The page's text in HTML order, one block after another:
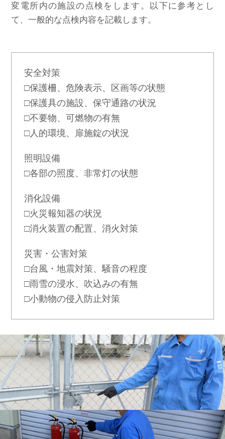
変電所内の施設の点検をします。以下に参考とし
て、一般的な点検内容を記載します。
安全対策
□保護柵、危険表示、区画等の状態
□保護具の施設、保守通路の状況
□不要物、可燃物の有無
□人的環境、扉施錠の状況
照明設備
□各部の照度、非常灯の状態
消化設備
□火災報知器の状況
□消火装置の配置、消火対策
災害・公害対策
□台風・地震対策、騒音の程度
□雨雪の浸水、吹込みの有無
□小動物の侵入防止対策